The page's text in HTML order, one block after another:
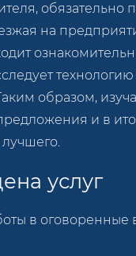
обязательно
на
технологию
образом,
и в
услуг
в оговоренные